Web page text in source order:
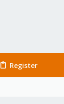
Register